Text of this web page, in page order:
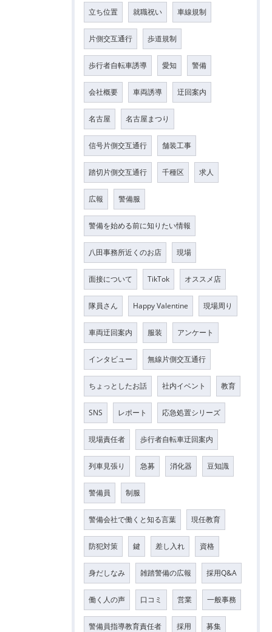
立ち位置 就職祝い 車線規制
片側交互通行 歩道規制
歩行者自転車誘導 愛知 警備
会社概要 車両誘導 迂回案内
名古屋 名古屋まつり
信号片側交互通行 舗装工事
踏切片側交互通行 千種区 求人
広報 警備服
警備を始める前に知りたい情報
八田事務所近くのお店 現場
面接について TikTok オススメ店
隊員さん Happy Valentine 現場周り
車両迂回案内 服装 アンケート
インタビュー 無線片側交互通行
ちょっとしたお話 社内イベント 教育
SNS レポート 応急処置シリーズ
現場責任者 歩行者自転車迂回案内
列車見張り 急募 消化器 豆知識
警備員 制服
警備会社で働くと知る言葉 現任教育
防犯対策 鍵 差し入れ 資格
身だしなみ 雑踏警備の広報 採用Q&A
働く人の声 口コミ 営業 一般事務
警備員指導教育責任者 採用 募集